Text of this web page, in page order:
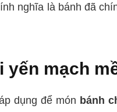
nghĩa là bánh đã
yến mạch
dụng để món bánh